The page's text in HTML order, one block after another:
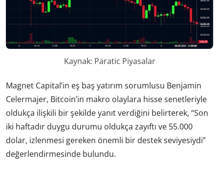
Kaynak: Paratic Piyasalar
Magnet Capital’in eş baş yatırım sorumlusu Benjamin
Celermajer, Bitcoin’in makro olaylara hisse senetleriyle
oldukça ilişkili bir şekilde yanıt verdiğini belirterek, “Son
iki haftadır duygu durumu oldukça zayıftı ve 55.000
dolar, izlenmesi gereken önemli bir destek seviyesiydi”
değerlendirmesinde bulundu.